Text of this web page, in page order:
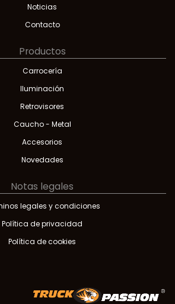
Noticias
Contacto
Productos
Carrocería
Iluminación
Retrovisores
Caucho - Metal
Accesorios
Novedades
Notas legales
legales y condiciones
Política de privacidad
Política de cookies